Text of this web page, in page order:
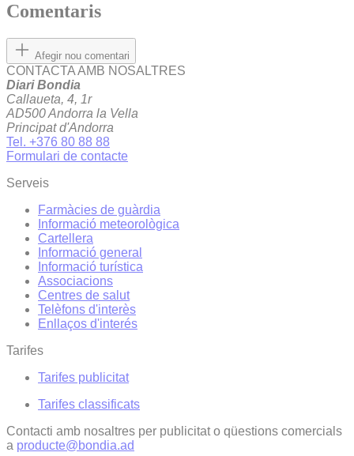
Comentaris
Afegir nou comentari
CONTACTA AMB NOSALTRES
Diari Bondia
Callaueta, 4, 1r
AD500 Andorra la Vella
Principat d'Andorra
Tel. +376 80 88 88
Formulari de contacte
Serveis
Farmàcies de guàrdia
Informació meteorològica
Cartellera
Informació general
Informació turística
Associacions
Centres de salut
Telèfons d'interès
Enllaços d'interés
Tarifes
Tarifes publicitat
Tarifes classificats
Contacti amb nosaltres per publicitat o qüestions comercials
a producte@bondia.ad